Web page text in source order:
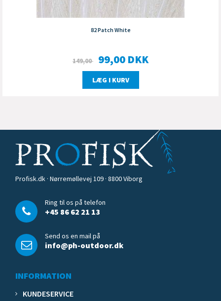
82 Patch White
149,00 99,00 DKK
LÆG I KURV
Profisk.dk · Nørremøllevej 109 · 8800 Viborg
Ring til os på telefon
+45 86 62 21 13
Send os en mail på
info@ph-outdoor.dk
INFORMATION
KUNDESERVICE